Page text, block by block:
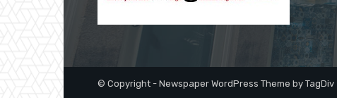
© Copyright - Newspaper WordPress Theme by TagDiv